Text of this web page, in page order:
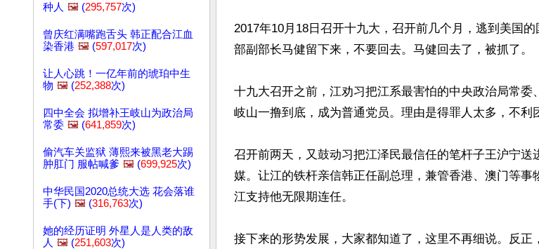
种人 🖼️ (295,757次)
曾庆红满嘴跑舌头 韩正配合江血
染香港 🖼️ (597,017次)
让人心跳！一亿年前的琥珀中生
物 🖼️ (252,388次)
四中全会 拟增补王岐山为政治局
常委 🖼️ (641,859次)
偷汽车关监狱 薄熙来被黑老大踢
肿肛门 服帖喊爹 🖼️ (699,925次)
中华民国2020总统大选 花会落谁
手(下) 🖼️ (316,763次)
她的经历证明 外星人是人类的敌
人 🖼️ (251,603次)
2017年10月18日召开十九大，召开前几个月，逃到美国
部副部长马健留下来，不要回去。马健回去了，被抓了。
十九大召开之前，江劝习把江系最害怕的中央政治局常委
岐山一撸到底，成为普通党员。理由是得罪人太多，不利
召开前两天，又鼓动习把江泽民最信任的笔杆子王沪宁
媒。让江的铁杆亲信韩正任副总理，兼管香港、澳门等事
江支持他无限期连任。
接下来的形势发展，大家都知道了，这里不再细说。反